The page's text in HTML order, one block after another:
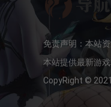
免责声明：本站
本站提供最新游
CopyRight ©